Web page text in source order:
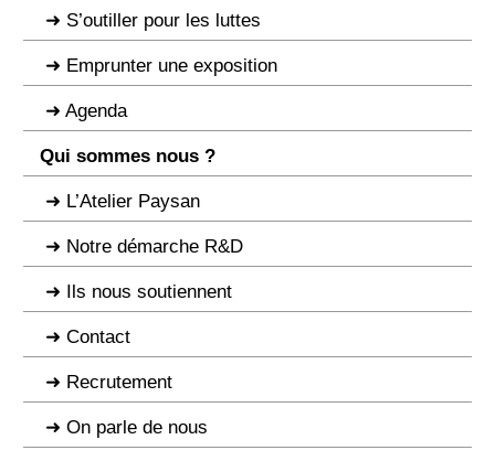
S’outiller pour les luttes
Emprunter une exposition
Agenda
Qui sommes nous ?
L’Atelier Paysan
Notre démarche R&D
Ils nous soutiennent
Contact
Recrutement
On parle de nous